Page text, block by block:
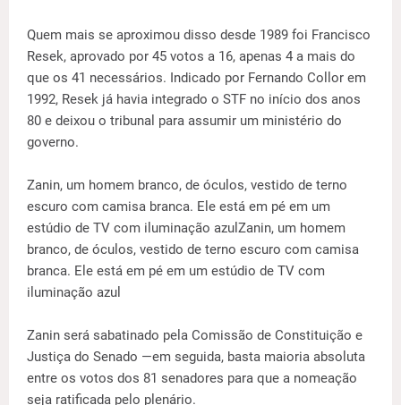
Quem mais se aproximou disso desde 1989 foi Francisco
Resek, aprovado por 45 votos a 16, apenas 4 a mais do
que os 41 necessários. Indicado por Fernando Collor em
1992, Resek já havia integrado o STF no início dos anos
80 e deixou o tribunal para assumir um ministério do
governo.
Zanin, um homem branco, de óculos, vestido de terno
escuro com camisa branca. Ele está em pé em um
estúdio de TV com iluminação azulZanin, um homem
branco, de óculos, vestido de terno escuro com camisa
branca. Ele está em pé em um estúdio de TV com
iluminação azul
Zanin será sabatinado pela Comissão de Constituição e
Justiça do Senado —em seguida, basta maioria absoluta
entre os votos dos 81 senadores para que a nomeação
seja ratificada pelo plenário.